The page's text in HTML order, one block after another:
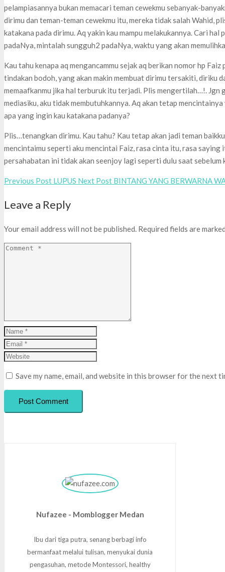
pelampiasannya bukan memacari teman cewekmu sebanyak-
dirimu dan teman-teman cewekmu itu, mereka tidak salah Wahid,
katakana pada dirimu. Aq yakin kau mampu melakukannya. Cari
padaNya, mintalah sungguh2 padaNya, waktu yang akan
Kau tahu kenapa aq mengancammu sejak aq berikan nomor hp
tindakan bodoh, yang akan makin membuat dirimu tersakiti, diriku
memaafkanmu jika hal terburuk itu terjadi. Plis mengertilah…!. Jgn
mediasiku, aku tidak membutuhkannya. Aq akan tetap
apa yang ingin kau katakana padanya?
Plis…tenangkan dirimu. Kau tahu? Kau tetap akan jadi teman
mencintaimu seperti aku mencintai Faiz, rasa cinta itu, rasa saying
persahabatan ini tidak akan seenjoy lagi seperti dulu saat sebelum
Previous Post LUPUS Next Post BINTANG YANG BERWARNA
Leave a Reply
Your email address will not be published. Required fields are
Save my name, email, and website in this browser for the next
Post Comment
Nufazee - Momblogger Medan
Ibu dari tiga putra, senang berbagi info
bermanfaat melalui tulisan, menyukai dunia
pengasuhan, metode Montessori, healthy